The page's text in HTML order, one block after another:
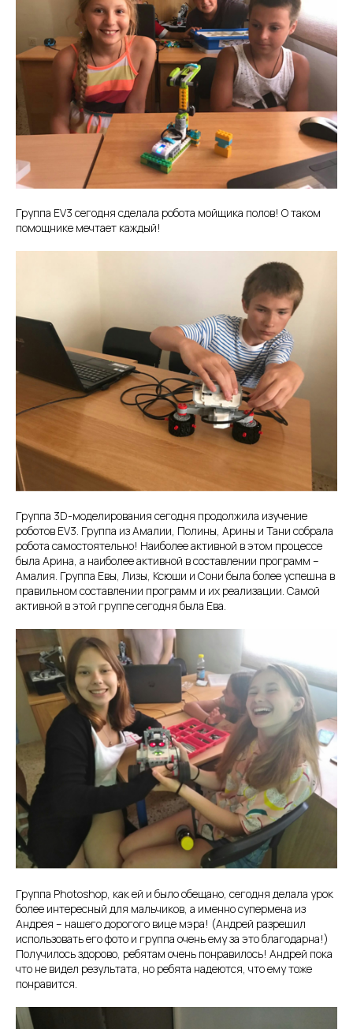
Группа EV3 сегодня сделала робота мойщика полов! О таком
помощнике мечтает каждый!
Группа 3D-моделирования сегодня продолжила изучение
роботов EV3. Группа из Амалии, Полины, Арины и Тани собрала
робота самостоятельно! Наиболее активной в этом процессе
была Арина, а наиболее активной в составлении программ –
Амалия. Группа Евы, Лизы, Ксюши и Сони была более успешна в
правильном составлении программ и их реализации. Самой
активной в этой группе сегодня была Ева.
Группа Photoshop, как ей и было обещано, сегодня делала урок
более интересный для мальчиков, а именно супермена из
Андрея – нашего дорогого вице мэра! (Андрей разрешил
использовать его фото и группа очень ему за это благодарна!)
Получилось здорово, ребятам очень понравилось! Андрей пока
что не видел результата, но ребята надеются, что ему тоже
понравится.